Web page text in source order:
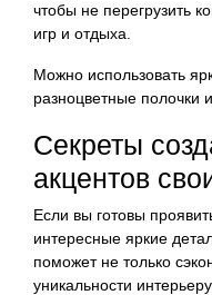
чтобы не перегрузить
игр и отдыха.
Можно использовать
разноцветные полочки
Секреты
акцентов
Если вы готовы
интересные яркие
поможет не только
уникальности интерьеру.